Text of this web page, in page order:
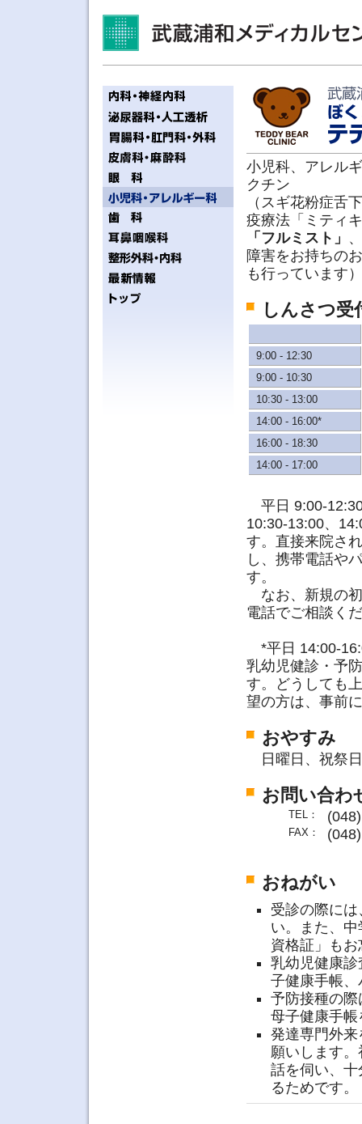
小児科、アレル
クチン
（スギ花粉症舌
疫療法「ミティ
「フルミスト」
障害をお持ちの
も行っています）
しんさつ受
9:00 - 12:30
9:00 - 10:30
10:30 - 13:00
14:00 - 16:00*
16:00 - 18:30
14:00 - 17:00
平日 9:00-
10:30-13:00、
す。直接来院さ
し、携帯電話や
す。
なお、新規の
電話でご相談く
*平日 14:00-
乳幼児健診・予
す。どうしても
望の方は、事前
おやすみ
日曜日、祝祭
お問い合わ
TEL：
FAX：
おねがい
受診の際に
い。また、
資格証」も
乳幼児健康
子健康手帳
予防接種の
母子健康手
発達専門外
願いします
話を伺い、
るためです。